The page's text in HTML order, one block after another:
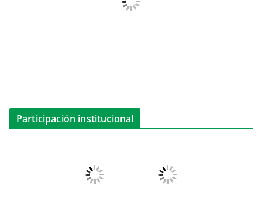
Participación institucional